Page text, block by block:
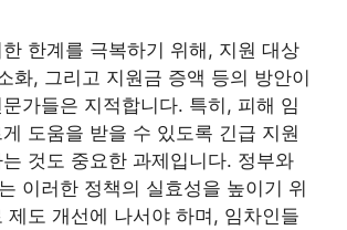
한계를 극복하기 위해, 지원 대상
화, 그리고 지원금 증액 등의 방안이
가들은 지적합니다. 특히, 피해 임
도움을 받을 수 있도록 긴급 지원
것도 중요한 과제입니다. 정부와
이러한 정책의 실효성을 높이기 위
제도 개선에 나서야 하며, 임차인들